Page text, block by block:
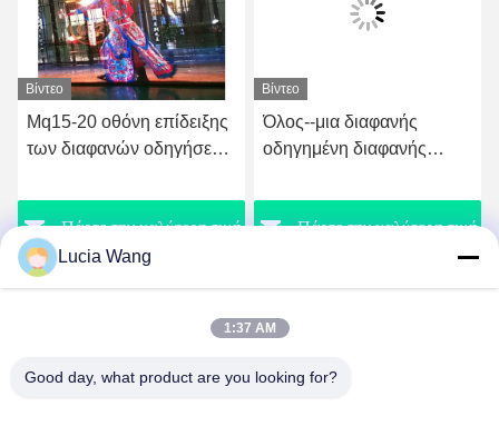
Βίντεο
Mq15-20 οθόνη επίδειξης
των διαφανών οδηγήσεων
800*1500 χιλ.
Πάρτε την καλύτερη τιμή
Βίντεο
Όλος--μια διαφανής
οδηγημένη διαφανής
μηχανών P0816 επίδειξης
παραθύρων
Πάρτε την καλύτερη τιμή
Hunan Caiyi Photoelectric Technology Co., Ltd
Lucia Wang
1:37 AM
Good day, what product are you looking for?